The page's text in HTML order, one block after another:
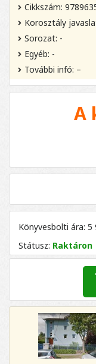
Cikkszám:
Korosztály
Sorozat: -
Egyéb: -
További infó: –
A
Könyvesbolti ára: 5
Státusz: Raktáron